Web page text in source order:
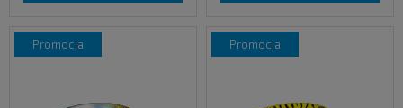
promocja promocja